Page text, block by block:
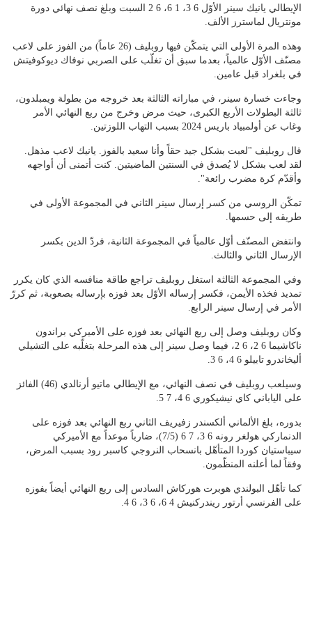
الإيطالي يانيك سينر الأوّل 6 3، 1 6، 6 2 السبت وبلغ نصف نهائي دورة
مونتريال لماسترز الألف.
وهذه المرة الأولى التي يتمكّن فيها روبليف (26 عاماً) من الفوز على لاعب
مصنّف الأوّل عالمياً، بعدما سبق أن تغلّب على الصربي نوفاك ديوكوفيتش
في بلغراد قبل عامين.
وجاءت خسارة سينر، في مباراته الثالثة بعد خروجه من بطولة ويمبلدون،
ثالثة البطولات الأربع الكبرى، حيث مرض وخرج من ربع النهائي الأمر
وغاب عن أولمبياد باريس 2024 بسبب التهاب اللوزتين.
قال روبليف "لعبت بشكل جيد حقاً وأنا سعيد بالفوز. يانيك لاعب مذهل.
لقد لعب بشكل لا يُصدق في السنتين الماضيتين. كنت أتمنى أن أواجهه
وأقدّم كرة مضرب رائعة".
تمكّن الروسي من كسر إرسال سينر الثاني في المجموعة الأولى في
طريقه إلى حسمها.
وانتفض المصنّف أوّل عالمياً في المجموعة الثانية، فردّ الدين بكسر
الإرسال الثاني والثالث.
وفي المجموعة الثالثة استغل روبليف تراجع طاقة منافسه الذي كان يكرر
تمديد فخذه الأيمن، فكسر إرساله الأوّل بعد فوزه بإرساله بصعوبة، ثم كررّ
الأمر في إرسال سينر الرابع.
وكان روبليف وصل إلى ربع النهائي بعد فوزه على الأميركي براندون
ناكاشيما 6 2، 6 2، فيما وصل سينر إلى هذه المرحلة بتغلّبه على التشيلي
أليخاندرو تابيلو 6 4، 6 3.
وسيلعب روبليف في نصف النهائي، مع الإيطالي ماتيو أرنالدي (46) الفائز
على الياباني كاي نيشيكوري 6 4، 7 5.
بدوره، بلغ الألماني ألكسندر زفيريف الثاني ربع النهائي بعد فوزه على
الدنماركي هولغر رونه 6 3، 7 6 (7/5)، ضارباً موعداً مع الأميركي
سيباستيان كوردا المتأهّل بانسحاب النروجي كاسبر رود بسبب المرض،
وفقاً لما أعلنه المنظّمون.
كما تأهّل البولندي هوبرت هوركاش السادس إلى ربع النهائي أيضاً بفوزه
على الفرنسي أرتور ريندركنيش 4 6، 6 3، 6 4.